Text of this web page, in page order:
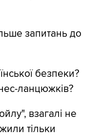
запитань до
безпеки?
ланцюжків?
взагалі не
тільки